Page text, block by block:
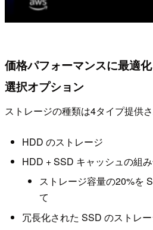
価格パフォーマンスに最適
選択オプション
ストレージの種類は4タイプ提供さ
HDD のストレージ
HDD + SSD キャッシュの組
ストレージ容量の20%を
て
冗長化された SSD のストレ